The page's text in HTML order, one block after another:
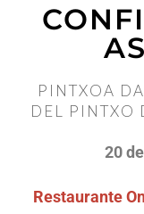
PINTXOA
DEL PINTXO
20
Restaurante